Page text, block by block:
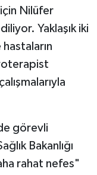
Nilüfer
Yaklaşık iki
görevli
Bakanlığı
rahat nefes"